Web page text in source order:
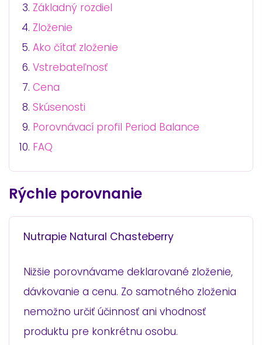
Základný rozdiel
Zloženie
Ako čítať zloženie
Vstrebateľnosť
Cena
Skúsenosti
Porovnávací profil Period Balance
FAQ
Rýchle porovnanie
Nutrapie Natural Chasteberry
Nižšie porovnávame deklarované zloženie,
dávkovanie a cenu. Zo samotného zloženia
nemožno určiť účinnosť ani vhodnosť
produktu pre konkrétnu osobu.